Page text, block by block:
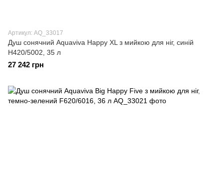
Артикул: AQ_33017
Душ сонячний Aquaviva Happy XL з мийкою для ніг, синій
H420/5002, 35 л
27 242 грн